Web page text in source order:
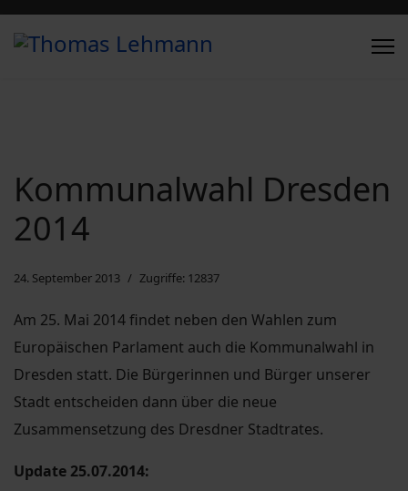
Kommunalwahl Dresden
2014
24. September 2013 Zugriffe: 12837
Am 25. Mai 2014 findet neben den Wahlen zum
Europäischen Parlament auch die Kommunalwahl in
Dresden statt. Die Bürgerinnen und Bürger unserer
Stadt entscheiden dann über die neue
Zusammensetzung des Dresdner Stadtrates.
Update 25.07.2014: